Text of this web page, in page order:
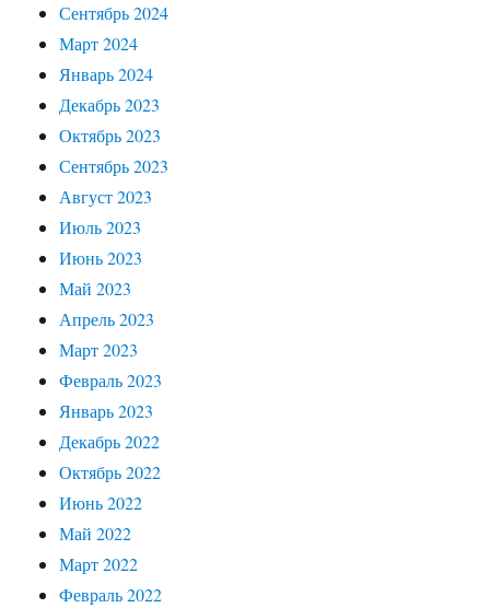
Сентябрь 2024
Март 2024
Январь 2024
Декабрь 2023
Октябрь 2023
Сентябрь 2023
Август 2023
Июль 2023
Июнь 2023
Май 2023
Апрель 2023
Март 2023
Февраль 2023
Январь 2023
Декабрь 2022
Октябрь 2022
Июнь 2022
Май 2022
Март 2022
Февраль 2022